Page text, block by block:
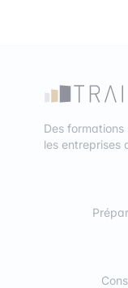
Des
les entreprises